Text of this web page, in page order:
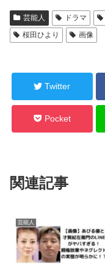
芸能人 ドラマ
桜田ひより
画像
Twitter
Pocket
関連記事
芸能人